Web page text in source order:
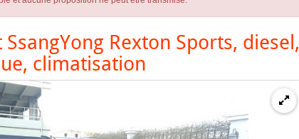
Rexton Sports, diesel,
climatisation